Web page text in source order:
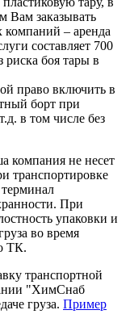
Вам заказывать
– аренда
составляет 700
риска боя тары в
право включить в
борт при
в том числе без
компания не несет
транспортировке
При
упаковки и
во время
ТК.
транспортной
"ХимСнаб
груза. Пример